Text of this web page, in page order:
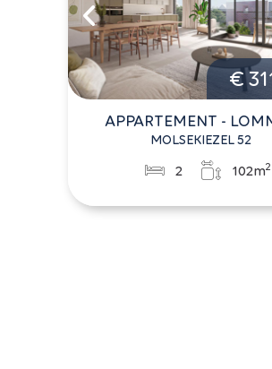
€
APPARTEMENT -
MOLSEKIEZEL 52
2 102m2